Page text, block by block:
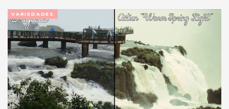
VARIEDADES